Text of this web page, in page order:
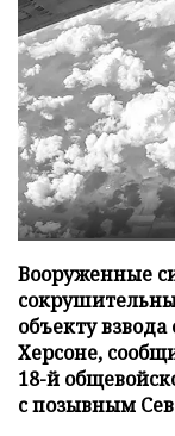
Вооруженные
объекту
Херсоне,
18-й
с позывным